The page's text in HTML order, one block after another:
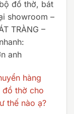
đồ thờ, bát
showroom –
TRÀNG –
anh
hàng
thờ cho
thế nào ạ?